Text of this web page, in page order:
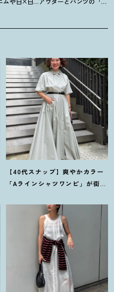
【40代スナップ】爽やかカラー
「Aラインシャツワンピ」が街で
さん